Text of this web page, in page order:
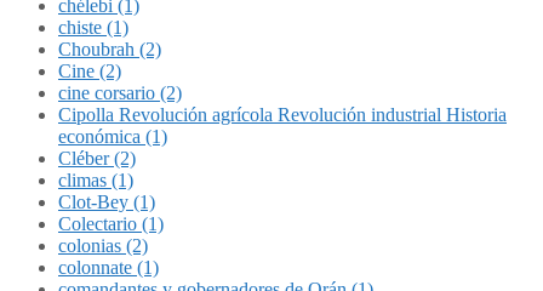
chélebi (1)
chiste (1)
Choubrah (2)
Cine (2)
cine corsario (2)
Cipolla Revolución agrícola Revolución industrial Historia
económica (1)
Cléber (2)
climas (1)
Clot-Bey (1)
Colectario (1)
colonias (2)
colonnate (1)